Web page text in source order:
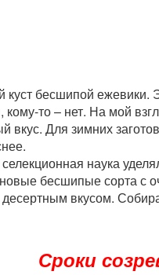
куст бесшипой
– нет. На мой
вкус. Для зимних
наука
бесшипые сорта с
вкусом.
Сроки